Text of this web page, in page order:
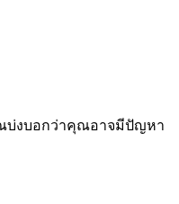
งบอกว่าคุณอาจมีปัญหา